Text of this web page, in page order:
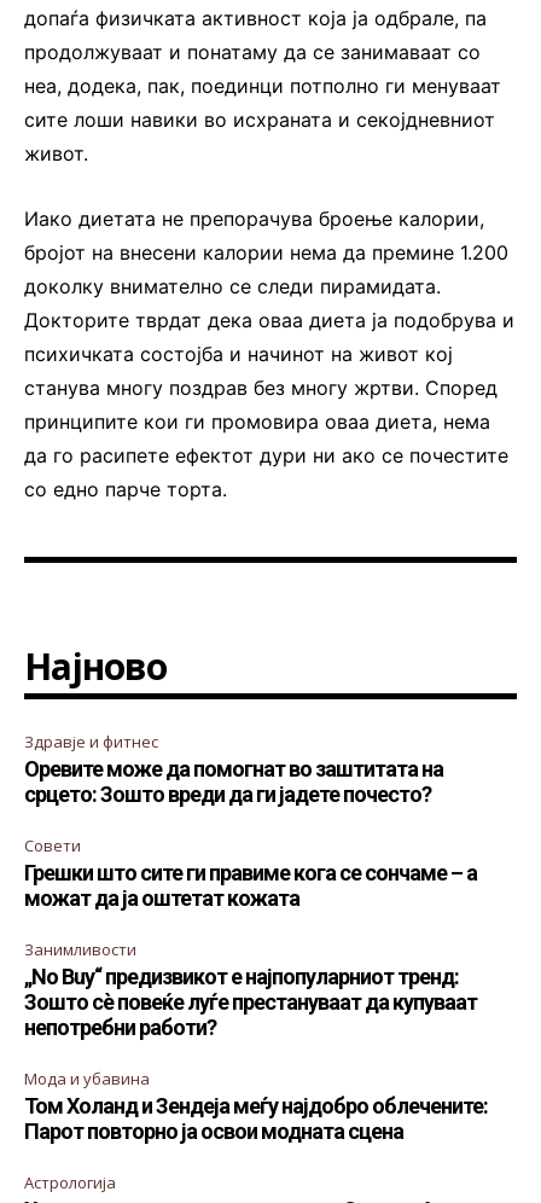
допаѓа физичката активност која ја одбрале, па
продолжуваат и понатаму да се занимаваат со
неа, додека, пак, поединци потполно ги менуваат
сите лоши навики во исхраната и секојдневниот
живот.
Иако диетата не препорачува броење калории,
бројот на внесени калории нема да премине 1.200
доколку внимателно се следи пирамидата.
Докторите тврдат дека оваа диета ја подобрува и
психичката состојба и начинот на живот кој
станува многу поздрав без многу жртви. Според
принципите кои ги промовира оваа диета, нема
да го расипете ефектот дури ни ако се почестите
со едно парче торта.
Најново
Здравје и фитнес
Оревите може да помогнат во заштитата на
срцето: Зошто вреди да ги јадете почесто?
Совети
Грешки што сите ги правиме кога се сончаме – а
можат да ја оштетат кожата
Занимливости
„No Buy“ предизвикот е најпопуларниот тренд:
Зошто сè повеќе луѓе престануваат да купуваат
непотребни работи?
Мода и убавина
Том Холанд и Зендеја меѓу најдобро облечените:
Парот повторно ја освои модната сцена
Астрологија